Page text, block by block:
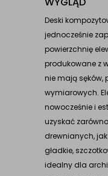
Deski
jednocześnie
powierzchnię
produkowane z
nie mają sęków,
wymiarowych.
nowocześnie i
uzyskać
drewnianych,
gładkie,
idealny dla